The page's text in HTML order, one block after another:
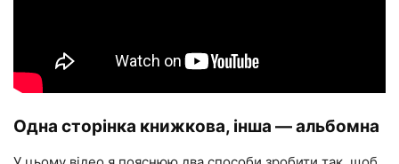
Одна сторінка книжкова, інша — альбомна